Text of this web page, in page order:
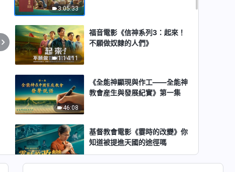
3:05:33
1:14:11
福音電影《信神系列3：起來！
不願做奴隸的人們》
46:08
《全能神顯現與作工——全能神
教會産生與發展紀實》第一集
基督教會電影《霎時的改變》你
知道被提進天國的途徑嗎